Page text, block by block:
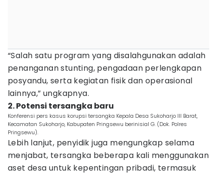
“Salah satu program yang disalahgunakan adalah
penanganan stunting, pengadaan perlengkapan
posyandu, serta kegiatan fisik dan operasional
lainnya,” ungkapnya.
2. Potensi tersangka baru
Konferensi pers kasus korupsi tersangka Kepala Desa Sukoharjo III Barat,
Kecamatan Sukoharjo, Kabupaten Pringsewu berinisial G. (Dok. Polres
Pringsewu).
Lebih lanjut, penyidik juga mengungkap selama
menjabat, tersangka beberapa kali menggunakan
aset desa untuk kepentingan pribadi, termasuk